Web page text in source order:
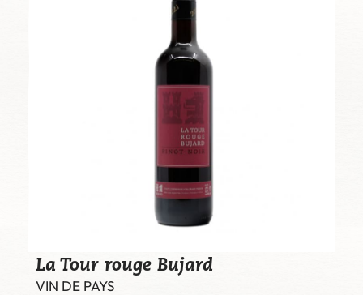
La Tour rouge Bujard
VIN DE PAYS